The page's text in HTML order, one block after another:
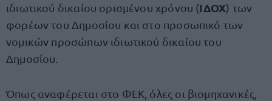
ιδιωτικού δικαίου ορισμένου χρόνου (ΙΔΟΧ) των
φορέων του Δημοσίου και στο προσωπικό των
νομικών προσώπων ιδιωτικού δικαίου του
Δημοσίου.
Όπως αναφέρεται στο ΦΕΚ, όλες οι βιομηχανικές,